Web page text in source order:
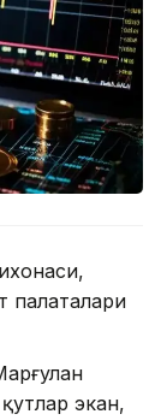
палаталари
экан,